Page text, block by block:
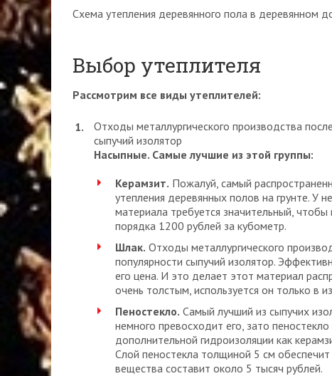
Схема утепления деревянного пола в деревянном
Выбор утеплителя
Рассмотрим все виды утеплителей:
Отходы металлургического производства
сыпучий изолятор
Насыпные. Самые лучшие из этой группы:
Керамзит. Пожалуй, самый
утепления деревянных полов на грунте. У
материала требуется значительный,
порядка 1200 рублей за кубометр.
Шлак. Отходы металлургического
популярности сыпучий изолятор.
его цена. И это делает этот материал
очень толстым, используется он только в
Пеностекло. Самый лучший из сыпучих
немного превосходит его, зато
дополнительной гидроизоляции как
Слой пеностекла толщиной 5 см
вещества составит около 5 тысяч рублей.